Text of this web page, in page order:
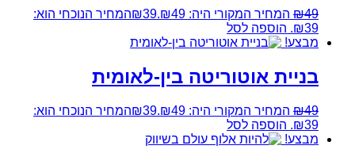
₪49 המחיר המקורי היה: ₪49. ₪39
המחיר הנוכחי הוא:
₪39. הוספה לסל
מבצע!
בניית אוטוריטה בין-לאומית
₪49 המחיר המקורי היה: ₪49. ₪39
המחיר הנוכחי הוא:
₪39. הוספה לסל
מבצע!